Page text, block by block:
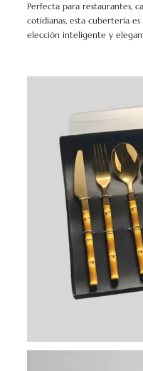
Perfecta para restaurantes,
cotidianas, esta cubertería
elección inteligente y